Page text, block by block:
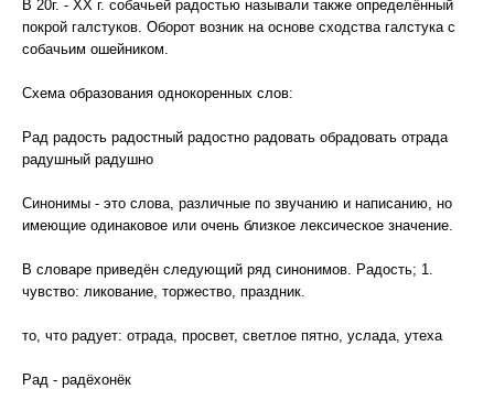
В 20г. - XX г. собачьей радостью называли также определённый
покрой галстуков. Оборот возник на основе сходства галстука с
собачьим ошейником.
Схема образования однокоренных слов:
Рад радость радостный радостно радовать обрадовать отрада
радушный радушно
Синонимы - это слова, различные по звучанию и написанию, но
имеющие одинаковое или очень близкое лексическое значение.
В словаре приведён следующий ряд синонимов. Радость; 1.
чувство: ликование, торжество, праздник.
то, что радует: отрада, просвет, светлое пятно, услада, утеха
Рад - радёхонёк